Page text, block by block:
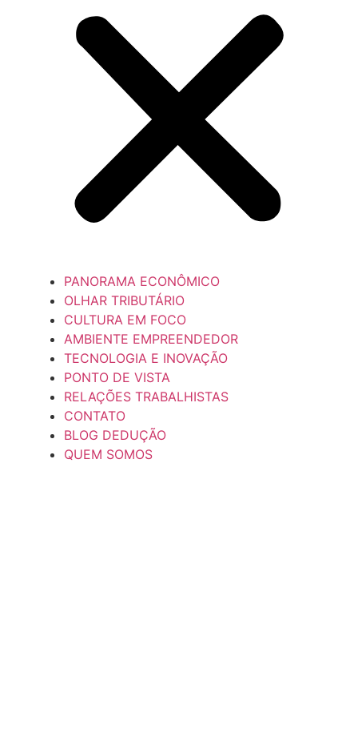
PANORAMA ECONÔMICO
OLHAR TRIBUTÁRIO
CULTURA EM FOCO
AMBIENTE EMPREENDEDOR
TECNOLOGIA E INOVAÇÃO
PONTO DE VISTA
RELAÇÕES TRABALHISTAS
CONTATO
BLOG DEDUÇÃO
QUEM SOMOS